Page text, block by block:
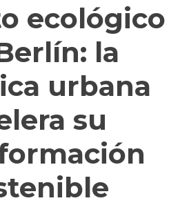
ecológico
la
urbana
su